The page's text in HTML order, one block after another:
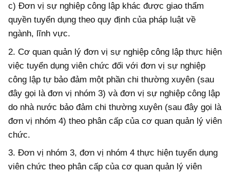
c) Đơn vị sự nghiệp công lập khác được giao thẩm
quyền tuyển dụng theo quy định của pháp luật về
ngành, lĩnh vực.
2. Cơ quan quản lý đơn vị sự nghiệp công lập thực hiện
việc tuyển dụng viên chức đối với đơn vị sự nghiệp
công lập tự bảo đảm một phần chi thường xuyên (sau
đây gọi là đơn vị nhóm 3) và đơn vị sự nghiệp công lập
do nhà nước bảo đảm chi thường xuyên (sau đây gọi là
đơn vị nhóm 4) theo phân cấp của cơ quan quản lý viên
chức.
3. Đơn vị nhóm 3, đơn vị nhóm 4 thực hiện tuyển dụng
viên chức theo phân cấp của cơ quan quản lý viên